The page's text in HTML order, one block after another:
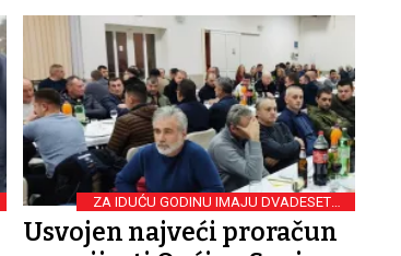
ZA IDUĆU GODINU IMAJU DVADESETAK
INFRASTRUKTURNIH PROJEKATA
Usvojen najveći proračun